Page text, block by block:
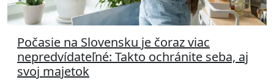
Počasie na Slovensku je čoraz viac
nepredvídateľné: Takto ochránite seba, aj
svoj majetok